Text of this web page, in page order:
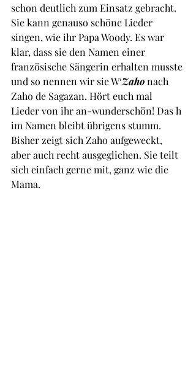
schon deutlich zum Einsatz gebracht.
Sie kann genauso schöne Lieder
singen, wie ihr Papa Woody. Es war
klar, dass sie den Namen einer
französische Sängerin erhalten musste
und so nennen wir sie W‘Zaho nach
Zaho de Sagazan. Hört euch mal
Lieder von ihr an-wunderschön! Das h
im Namen bleibt übrigens stumm.
Bisher zeigt sich Zaho aufgeweckt,
aber auch recht ausgeglichen. Sie teilt
sich einfach gerne mit, ganz wie die
Mama.